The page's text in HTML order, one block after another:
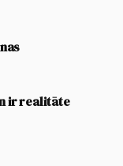
ir realitāte